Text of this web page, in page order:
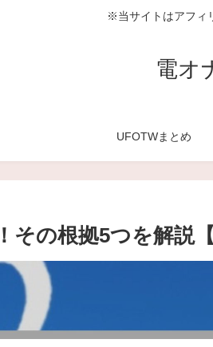
※当サイトはアフィ
電オ
UFOTWまとめ
の根拠5つを解説